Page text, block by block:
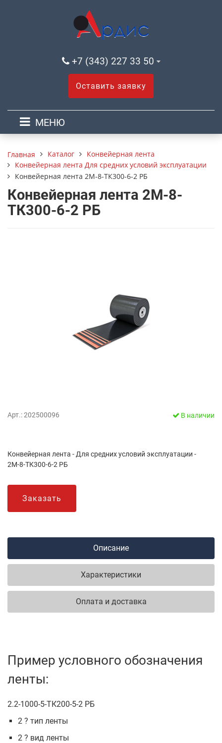
+7 (343) 227 33 50
Оставить заявку
МЕНЮ
Главная Каталог
Конвейерная лента
Конвейерная лента Для средних условий эксплуатации
Конвейерная лента 2М-8-ТК300-6-2 РБ
Конвейерная лента 2М-8-
ТК300-6-2 РБ
Арт.: 202500096 В наличии
Конвейерная лента - Для средних условий эксплуатации -
2М-8-ТК300-6-2 РБ
Заказать
Описание
Характеристики
Оплата и доставка
Пример условного обозначения
ленты:
2.2-1000-5-ТК200-5-2 РБ
2 ? тип ленты
2 ? вид ленты